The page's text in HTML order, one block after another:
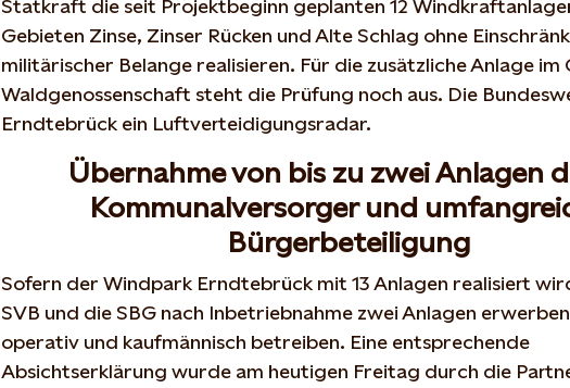
Statkraft die seit Projektbeginn geplanten 12
Gebieten Zinse, Zinser Rücken und Alte Schlag ohne
militärischer Belange realisieren. Für die zusätzliche Anlage im
Waldgenossenschaft steht die Prüfung noch aus. Die
Erndtebrück ein Luftverteidigungsradar.
Übernahme von bis zu zwei Anlagen
Kommunalversorger und
Bürgerbeteiligung
Sofern der Windpark Erndtebrück mit 13 Anlagen realisiert
SVB und die SBG nach Inbetriebnahme zwei Anlagen
operativ und kaufmännisch betreiben. Eine entsprechende
Absichtserklärung wurde am heutigen Freitag durch die